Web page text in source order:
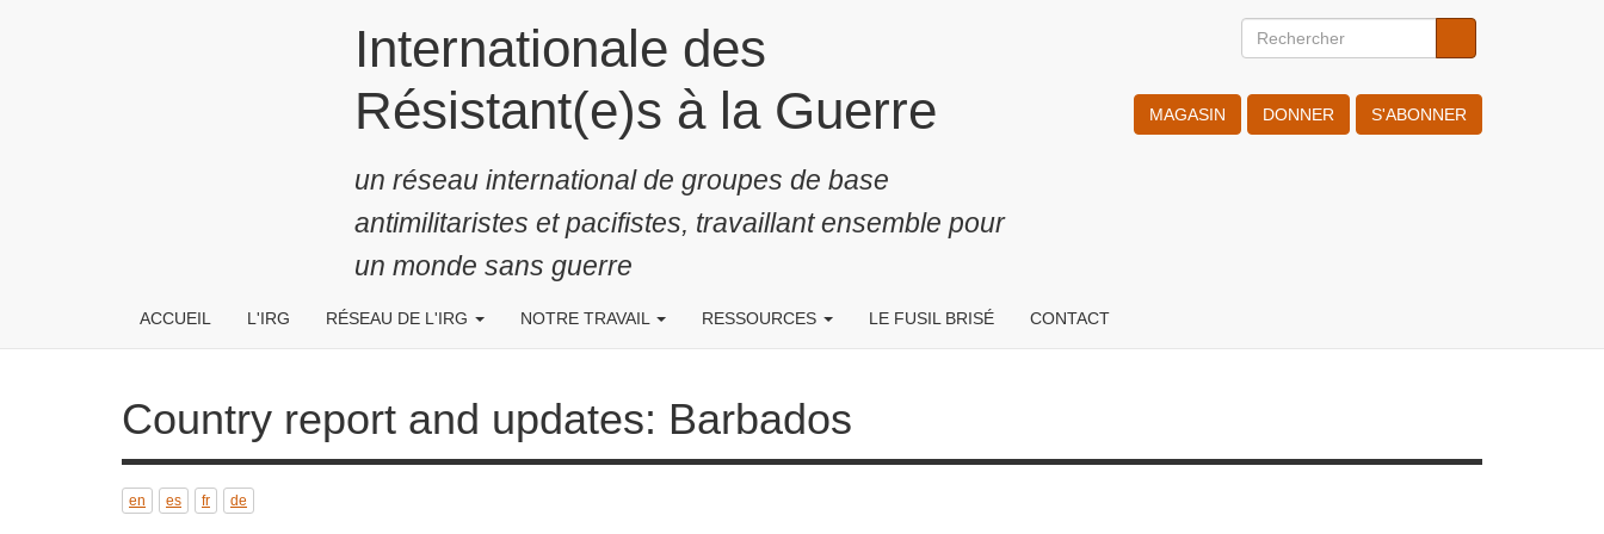
Internationale des Résistant(e)s à
la Guerre
un réseau international de groupes de base
antimilitaristes et pacifistes, travaillant ensemble pour
un monde sans guerre
Search
Rechercher
MAGASIN DONNER S'ABONNER
ACCUEIL L'IRG RÉSEAU DE L'IRG NOTRE TRAVAIL RESSOURCES LE FUSIL BRISÉ CONTACT
Country report and updates: Barbados
en es fr de